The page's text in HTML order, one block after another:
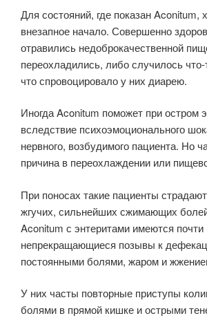
Для состояний, где показан Aconitum,
внезапное начало. Совершенно
отравились недоброкачественной
переохладились, либо случилось
что спровоцировало у них диарею.
Иногда Aconitum поможет при остром
вследствие психоэмоционального
нервного, возбудимого пациента. Но
причина в переохлаждении или
При поносах такие пациенты
жгучих, сильнейших сжимающих
Aconitum с энтеритами имеются почти
непрекращающиеся позывы к
постоянными болями, жаром и
У них часты повторные приступы
болями в прямой кишке и острыми